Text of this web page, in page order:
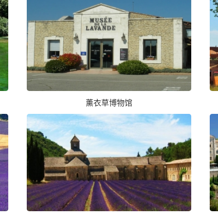
薰衣草博物馆